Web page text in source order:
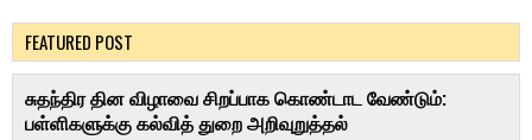
FEATURED POST
சுதந்திர தின விழாவை சிறப்பாக கொண்டாட வேண்டும்:
பள்ளிகளுக்கு கல்வித் துறை அறிவுறுத்தல்